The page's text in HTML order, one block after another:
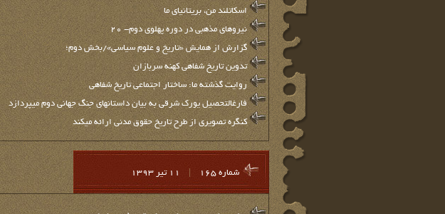
اسکاتلند من، بریتانیای ما
‏نیروهای مذهبی در دوره پهلوی دوم- ۲۰
گزارش از همایش «تاریخ و علوم سیاسی»/بخش دوم؛
تدوین تاریخ شفاهی کهنه سربازان
روایت گذشته ما: ساختار اجتماعی تاریخ شفاهی
فارغ‏التحصیل یورک شرقی به بیان داستان‏های جنگ جهانی دوم‏ می‏پردازد
كنگره تصويري از طرح تاريخ حقوق مدني ارائه می‏كند
شماره 165